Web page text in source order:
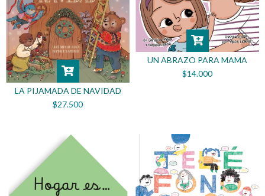
LA PIJAMADA DE NAVIDAD
$27.500
UN ABRAZO PARA MAMA
$14.000